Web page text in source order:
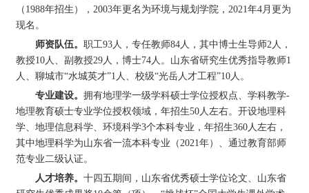
（1988年招生），2003年更名为环境与规划学院，2021年4月更为
现名。
师资队伍。职工93人，专任教师84人，其中博士生导师2人，
教授10人、副教授29人，博士74人。山东省研究生优秀指导教师1
人、聊城市“水城英才”1人、校级“光岳人才工程”10人。
专业建设。拥有地理学一级学科硕士学位授权点、学科教学-
地理教育硕士专业学位授权领域，年招生50人左右。开设地理科
学、地理信息科学、环境科学3个本科专业，年招生360人左右，
其中地理科学为山东省一流本科专业（2021年）、通过教育部师
范专业二级认证。
人才培养。十四五期间，山东省优秀硕士学位论文、山东省